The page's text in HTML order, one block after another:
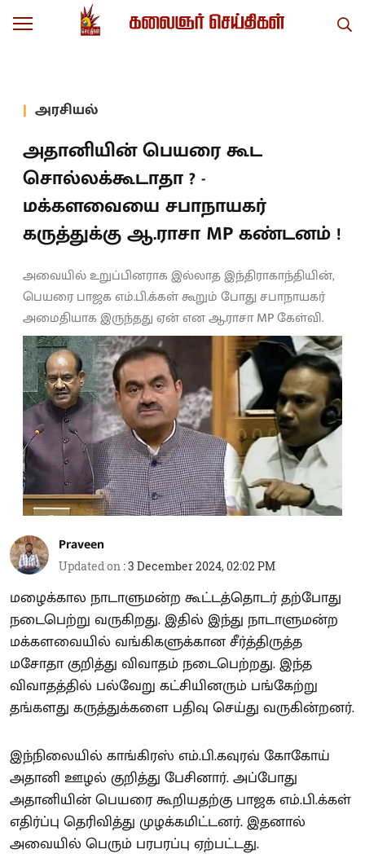
அரசியல்
அதானியின் பெயரை கூட
சொல்லக்கூடாதா ? -
மக்களவையை சபாநாயகர்
கருத்துக்கு ஆ.ராசா MP கண்டனம் !
அவையில் உறுப்பினராக இல்லாத இந்திராகாந்தியின்,
பெயரை பாஜக எம்.பி.க்கள் கூறும் போது சபாநாயகர்
அமைதியாக இருந்தது ஏன் என ஆ.ராசா MP கேள்வி.
Praveen
Updated on :3 December 2024, 02:02 PM
மழைக்கால நாடாளுமன்ற கூட்டத்தொடர் தற்போது
நடைபெற்று வருகிறது. இதில் இந்து நாடாளுமன்ற
மக்களவையில் வங்கிகளுக்கான சீர்த்திருத்த
மசோதா குறித்து விவாதம் நடைபெற்றது. இந்த
விவாதத்தில் பல்வேறு கட்சியினரும் பங்கேற்று
தங்களது கருத்துக்களை பதிவு செய்து வருகின்றனர்.
இந்நிலையில் காங்கிரஸ் எம்.பி.கவுரவ் கோகோய்
அதானி ஊழல் குறித்து பேசினார். அப்போது
அதானியின் பெயரை கூறியதற்கு பாஜக எம்.பி.க்கள்
எதிர்ப்பு தெரிவித்து முழக்கமிட்டனர். இதனால்
அவையில் பெரும் பரபரப்பு ஏற்பட்டது.